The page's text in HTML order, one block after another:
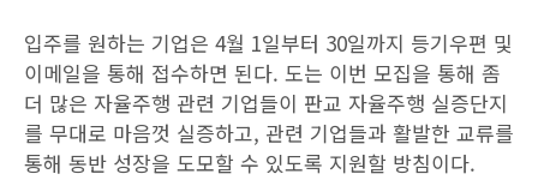
입주를 원하는 기업은 4월 1일부터 30일까지 등기우편 및
이메일을 통해 접수하면 된다. 도는 이번 모집을 통해 좀
더 많은 자율주행 관련 기업들이 판교 자율주행 실증단지
를 무대로 마음껏 실증하고, 관련 기업들과 활발한 교류를
통해 동반 성장을 도모할 수 있도록 지원할 방침이다.